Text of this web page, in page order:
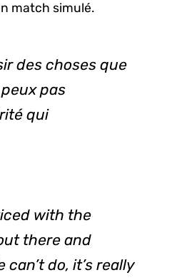
match simulé.
des choses que
pas
qui
with the
there and
do, it’s really